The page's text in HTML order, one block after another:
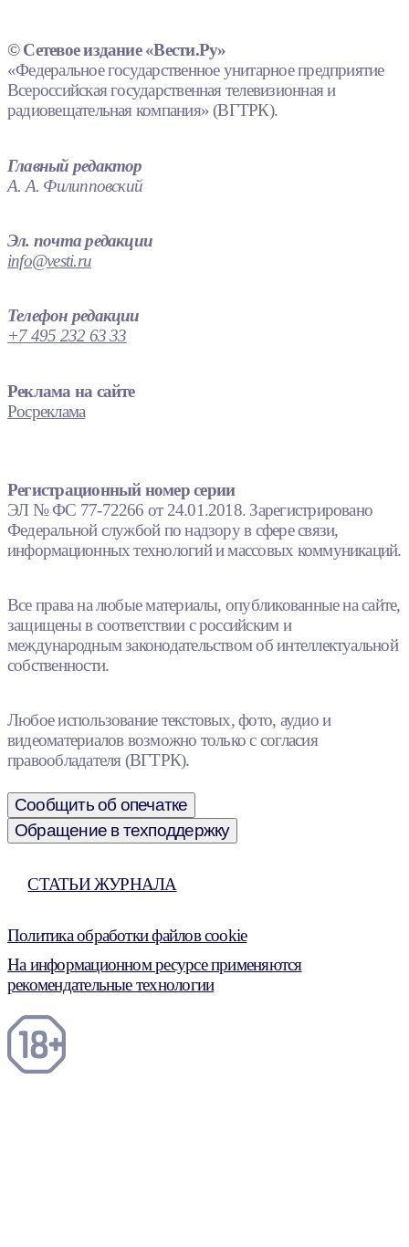
© Сетевое издание «Вести.Ру»
«Федеральное государственное унитарное предприятие
Всероссийская государственная телевизионная и
радиовещательная компания» (ВГТРК).
Главный редактор
А. А. Филипповский
Эл. почта редакции
info@vesti.ru
Телефон редакции
+7 495 232 63 33
Реклама на сайте
Росреклама
Регистрационный номер серии
ЭЛ № ФС 77-72266 от 24.01.2018. Зарегистрировано
Федеральной службой по надзору в сфере связи,
информационных технологий и массовых коммуникаций.
Все права на любые материалы, опубликованные на сайте,
защищены в соответствии с российским и
международным законодательством об интеллектуальной
собственности.
Любое использование текстовых, фото, аудио и
видеоматериалов возможно только с согласия
правообладателя (ВГТРК).
Сообщить об опечатке
Обращение в техподдержку
СТАТЬИ ЖУРНАЛА
Политика обработки файлов cookie
На информационном ресурсе применяются
рекомендательные технологии